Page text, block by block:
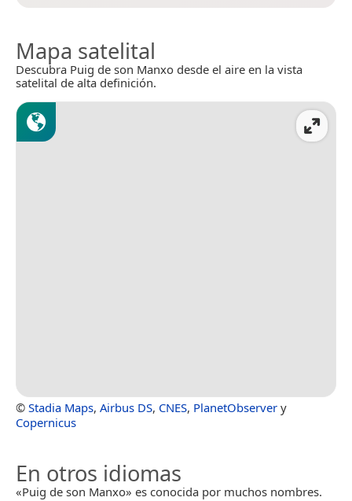
Mapa satelital
Descubra Puig de son Manxo desde el aire en la vista
satelital de alta definición.
© Stadia Maps, Airbus DS, CNES, PlanetObserver y
Copernicus
En otros idiomas
«Puig de son Manxo» es conocida por muchos nombres.